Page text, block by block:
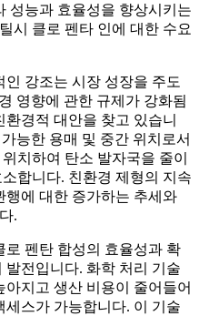
성능과 효율성을 향상시키는
시 클로 펜타 인에 대한 수요
강조는 시장 성장을 주도
영향에 관한 규제가 강화됨
경적 대안을 찾고 있습니
가능한 용매 및 중간 위치로서
치하여 탄소 발자국을 줄이
합니다. 친환경 제형의 지속
행에 대한 증가하는 추세와
.
로 펜탄 합성의 효율성과 확
전입니다. 화학 처리 기술
지고 생산 비용이 줄어들어
스가 가능합니다. 이 기술